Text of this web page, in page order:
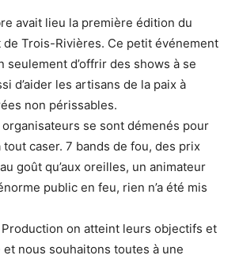
avait lieu la première édition du
de Trois-Rivières. Ce petit événement
seulement d’offrir des shows à se
d’aider les artisans de la paix à
non périssables.
organisateurs se sont démenés pour
caser. 7 bands de fou, des prix
goût qu’aux oreilles, un animateur
public en feu, rien n’a été mis
on atteint leurs objectifs et
nous souhaitons toutes à une